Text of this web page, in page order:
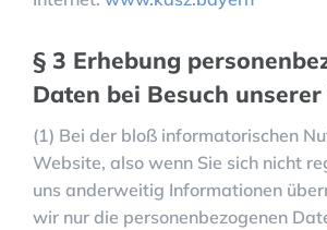
§ 3 Erhebung
Daten bei Besuch
(1) Bei der bloß informatorischen
Website, also wenn Sie sich nicht
uns anderweitig Informationen
wir nur die personenbezogenen